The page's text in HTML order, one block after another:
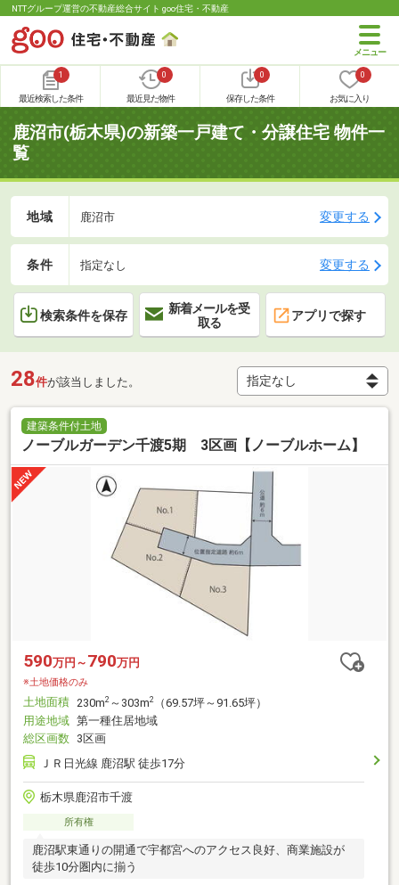
NTTグループ運営の不動産総合サイト goo住宅・不動産
1
最近検索した条件
0
最近見た物件
0
保存した条件
0
お気に入り
鹿沼市(栃木県)の新築一戸建て・分譲住宅 物件一
覧
地域 鹿沼市 変更する
条件 指定なし 変更する
検索条件を保存
新着メールを受
取る
アプリで探す
28件が該当しました。
建築条件付土地
ノーブルガーデン千渡5期 3区画【ノーブルホーム】
590万円～ 790万円
※土地価格のみ
土地面積 230m2 ～303m2
（69.57坪～91.65坪）
用途地域 第一種住居地域
総区画数 3区画
ＪＲ日光線 鹿沼駅 徒歩17分
栃木県鹿沼市千渡
所有権
鹿沼駅東通りの開通で宇都宮へのアクセス良好、商業施設が
徒歩10分圏内に揃う